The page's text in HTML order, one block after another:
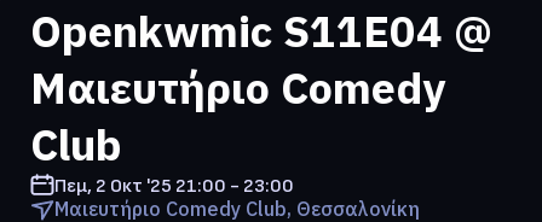
Openkwmic S11E04 @
Μαιευτήριο Comedy
Club
Πεμ, 2 Οκτ '25 21:00 - 23:00
Μαιευτήριο Comedy Club, Θεσσαλονίκη